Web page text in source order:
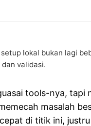
lokal bukan lagi
validasi.
tools-nya,
masalah
di titik ini,